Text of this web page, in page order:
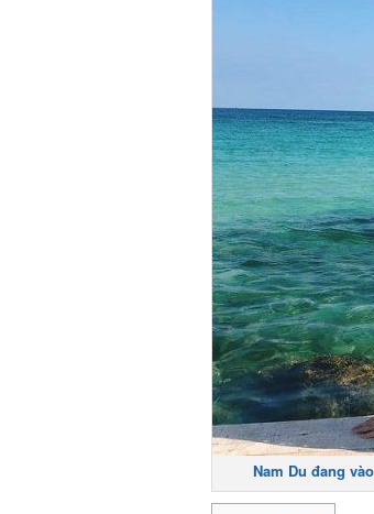
Nam Du đang